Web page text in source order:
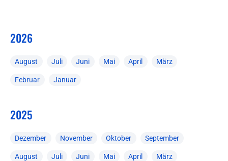
2026
August Juli Juni Mai April März
Februar Januar
2025
Dezember November Oktober September
August Juli Juni Mai April März